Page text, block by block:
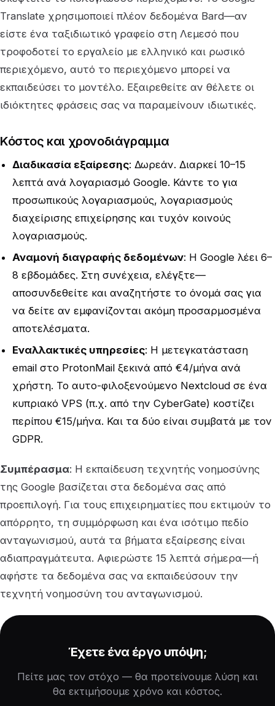
Translate χρησιμοποιεί πλέον δεδομένα Bard—αν
είστε ένα ταξιδιωτικό γραφείο στη Λεμεσό που
τροφοδοτεί το εργαλείο με ελληνικό και ρωσικό
περιεχόμενο, αυτό το περιεχόμενο μπορεί να
εκπαιδεύσει το μοντέλο. Εξαιρεθείτε αν θέλετε οι
ιδιόκτητες φράσεις σας να παραμείνουν ιδιωτικές.
Κόστος και χρονοδιάγραμμα
Διαδικασία εξαίρεσης: Δωρεάν. Διαρκεί 10–15
λεπτά ανά λογαριασμό Google. Κάντε το για
προσωπικούς λογαριασμούς, λογαριασμούς
διαχείρισης επιχείρησης και τυχόν κοινούς
λογαριασμούς.
Αναμονή διαγραφής δεδομένων: Η Google λέει 6–
8 εβδομάδες. Στη συνέχεια, ελέγξτε—
αποσυνδεθείτε και αναζητήστε το όνομά σας για
να δείτε αν εμφανίζονται ακόμη προσαρμοσμένα
αποτελέσματα.
Εναλλακτικές υπηρεσίες: Η μετεγκατάσταση
email στο ProtonMail ξεκινά από €4/μήνα ανά
χρήστη. Το αυτο-φιλοξενούμενο Nextcloud σε ένα
κυπριακό VPS (π.χ. από την CyberGate) κοστίζει
περίπου €15/μήνα. Και τα δύο είναι συμβατά με τον
GDPR.
Συμπέρασμα: Η εκπαίδευση τεχνητής νοημοσύνης
της Google βασίζεται στα δεδομένα σας από
προεπιλογή. Για τους επιχειρηματίες που εκτιμούν το
απόρρητο, τη συμμόρφωση και ένα ισότιμο πεδίο
ανταγωνισμού, αυτά τα βήματα εξαίρεσης είναι
αδιαπραγμάτευτα. Αφιερώστε 15 λεπτά σήμερα—ή
αφήστε τα δεδομένα σας να εκπαιδεύσουν την
τεχνητή νοημοσύνη του ανταγωνισμού.
Έχετε ένα έργο υπόψη;
Πείτε μας τον στόχο — θα προτείνουμε λύση και
θα εκτιμήσουμε χρόνο και κόστος.